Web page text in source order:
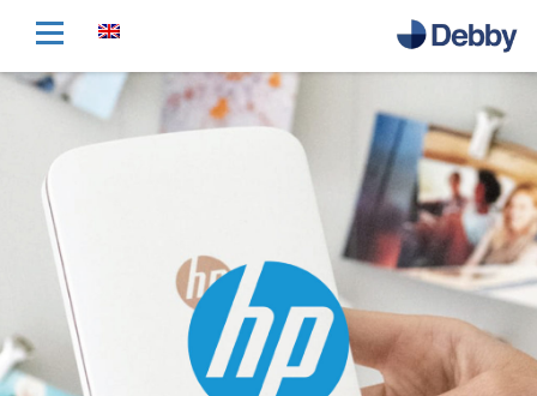
דלג
לתוכן
לכותרת
התחתונה